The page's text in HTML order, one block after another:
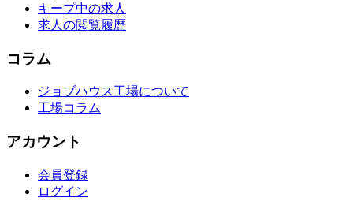
キープ中の求人
求人の閲覧履歴
コラム
ジョブハウス工場について
工場コラム
アカウント
会員登録
ログイン